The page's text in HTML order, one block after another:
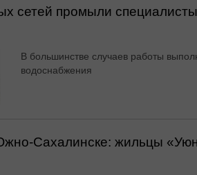
сетей промыли
В большинстве случаев работы
водоснабжения
Сахалинске: жильцы